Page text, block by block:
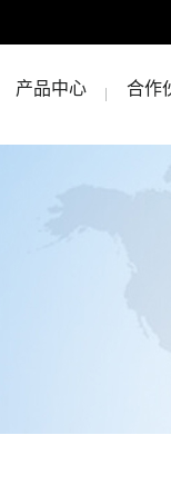
产品中心 合作